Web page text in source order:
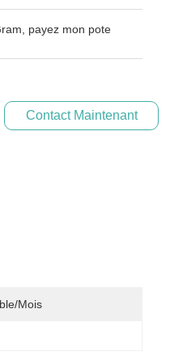
payez mon pote
Contact Maintenant
mois